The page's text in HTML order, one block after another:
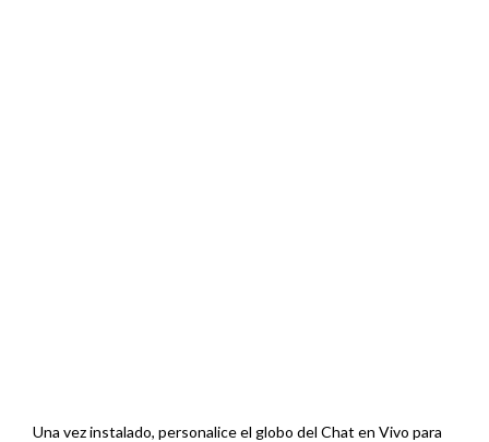
Una vez instalado, personalice el globo del Chat en Vivo para